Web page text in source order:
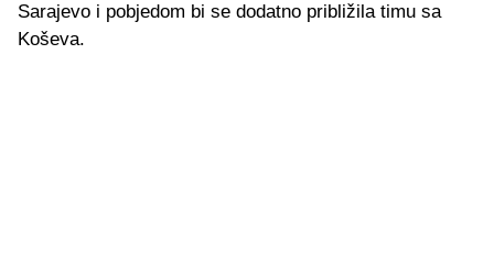
Sarajevo i pobjedom bi se dodatno približila timu sa
Koševa.